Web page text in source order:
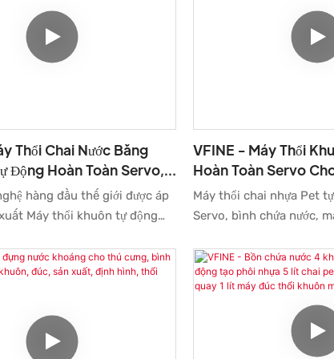
Thổi Chai Nước Bằng
Động Hoàn Toàn Servo,
Thổi, Khuôn Thổi,
hàng đầu thế giới được áp
Máy thổi khuôn tự động
máy nông nghiệp với giá cả
các tính năng được đề cập ở
Máy thổi khuôn.
VFINE - Máy Thổi
Hoàn Toàn Servo
Bình Nước, Máy Thổi
20000bph Máy Móc
Máy thổi chai nhựa Pet
Servo, bình chứa nước,
Chumpower / Quinko đã
kiểm tra và đạt được các
nhập khẩu có liên quan.
ngoại hình được thiết kế
nhiều sự chú ý và cũng
trong ngành. Ngoài ra,